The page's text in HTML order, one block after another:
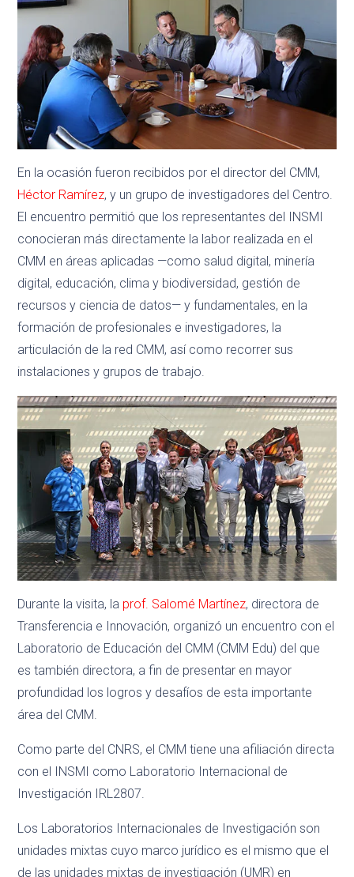
En la ocasión fueron recibidos por el director del CMM,
Héctor Ramírez, y un grupo de investigadores del Centro.
El encuentro permitió que los representantes del INSMI
conocieran más directamente la labor realizada en el
CMM en áreas aplicadas —como salud digital, minería
digital, educación, clima y biodiversidad, gestión de
recursos y ciencia de datos— y fundamentales, en la
formación de profesionales e investigadores, la
articulación de la red CMM, así como recorrer sus
instalaciones y grupos de trabajo.
Durante la visita, la prof. Salomé Martínez, directora de
Transferencia e Innovación, organizó un encuentro con el
Laboratorio de Educación del CMM (CMM Edu) del que
es también directora, a fin de presentar en mayor
profundidad los logros y desafíos de esta importante
área del CMM.
Como parte del CNRS, el CMM tiene una afiliación directa
con el INSMI como Laboratorio Internacional de
Investigación IRL2807.
Los Laboratorios Internacionales de Investigación son
unidades mixtas cuyo marco jurídico es el mismo que el
de las unidades mixtas de investigación (UMR) en